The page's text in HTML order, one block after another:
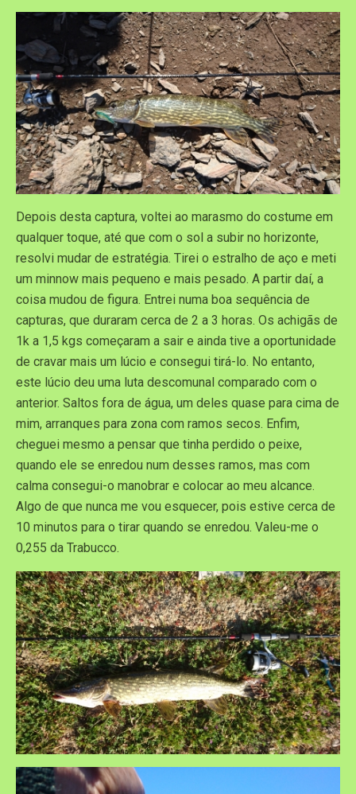
Depois desta captura, voltei ao marasmo do costume em
qualquer toque, até que com o sol a subir no horizonte,
resolvi mudar de estratégia. Tirei o estralho de aço e meti
um minnow mais pequeno e mais pesado. A partir daí, a
coisa mudou de figura. Entrei numa boa sequência de
capturas, que duraram cerca de 2 a 3 horas. Os achigãs de
1k a 1,5 kgs começaram a sair e ainda tive a oportunidade
de cravar mais um lúcio e consegui tirá-lo. No entanto,
este lúcio deu uma luta descomunal comparado com o
anterior. Saltos fora de água, um deles quase para cima de
mim, arranques para zona com ramos secos. Enfim,
cheguei mesmo a pensar que tinha perdido o peixe,
quando ele se enredou num desses ramos, mas com
calma consegui-o manobrar e colocar ao meu alcance.
Algo de que nunca me vou esquecer, pois estive cerca de
10 minutos para o tirar quando se enredou. Valeu-me o
0,255 da Trabucco.